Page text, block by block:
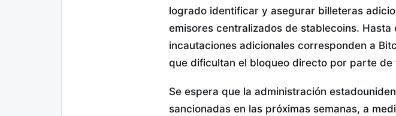
logrado identificar y asegurar billeteras
emisores centralizados de stablecoins.
incautaciones adicionales corresponden a
que dificultan el bloqueo directo por parte de
Se espera que la administración
sancionadas en las próximas semanas, a